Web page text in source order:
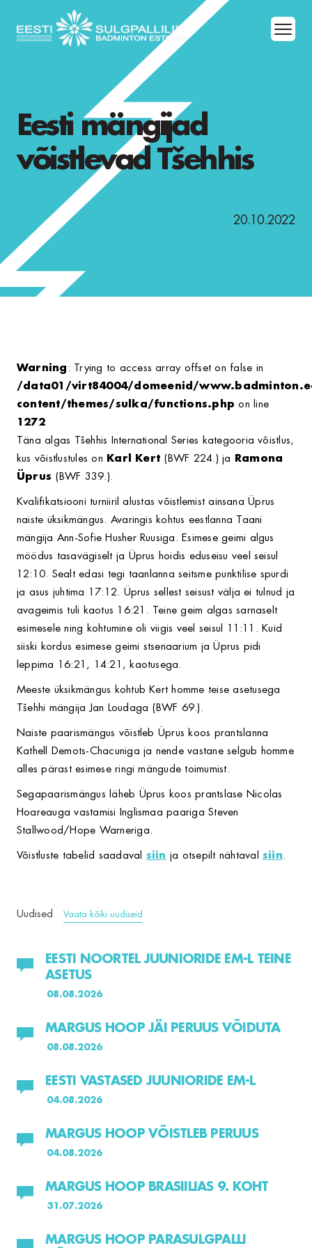
Eesti mängijad
võistlevad Tšehhis
20.10.2022
Warning : Trying to access array offset on false in
/data01/virt84004/domeenid/
content/themes/sulka/functions.php on line
1272
Täna algas Tšehhis International Series kategooria võistlus,
kus võistlustules on Karl Kert (BWF 224.) ja
Ramona
Üprus (BWF 339.).
Kvalifikatsiooni turniiril alustas võistlemist ainsana Üprus
naiste üksikmängus. Avaringis kohtus eestlanna Taani
mängija Ann-Sofie Husher Ruusiga. Esimese geimi algus
möödus tasavägiselt ja Üprus hoidis eduseisu veel seisul
12:10. Sealt edasi tegi taanlanna seitsme punktilise spurdi
ja asus juhtima 17:12. Üprus sellest seisust välja ei tulnud ja
avageimis tuli kaotus 16:21. Teine geim algas sarnaselt
esimesele ning kohtumine oli viigis veel seisul 11:11. Kuid
siiski kordus esimese geimi stsenaarium ja Üprus pidi
leppima 16:21, 14:21, kaotusega.
Meeste üksikmängus kohtub Kert homme teise asetusega
Tšehhi mängija Jan Loudaga (BWF 69.).
Naiste paarismängus võistleb Üprus koos prantslanna
Kathell Demots-Chacuniga ja nende vastane selgub homme
alles pärast esimese ringi mängude toimumist.
Segapaarismängus läheb Üprus koos prantslase Nicolas
Hoareauga vastamisi Inglismaa paariga Steven
Stallwood/Hope Warneriga.
Võistluste tabelid saadaval siin ja otsepilt nähtaval siin .
Uudised Vaata kõiki uudiseid
EESTI NOORTEL JUUNIORIDE EM-L TEINE
ASETUS
08.08.2026
MARGUS HOOP JÄI PERUUS VÕIDUTA
08.08.2026
EESTI VASTASED JUUNIORIDE EM-L
04.08.2026
MARGUS HOOP VÕISTLEB PERUUS
04.08.2026
MARGUS HOOP BRASIILIAS 9. KOHT
31.07.2026
MARGUS HOOP PARASULGPALLI